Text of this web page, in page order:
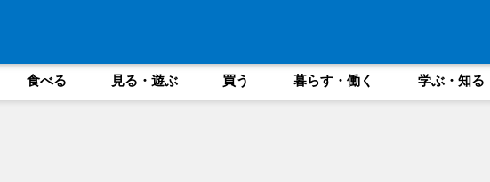
食べる 見る・遊ぶ 買う 暮らす・働く 学ぶ・知る